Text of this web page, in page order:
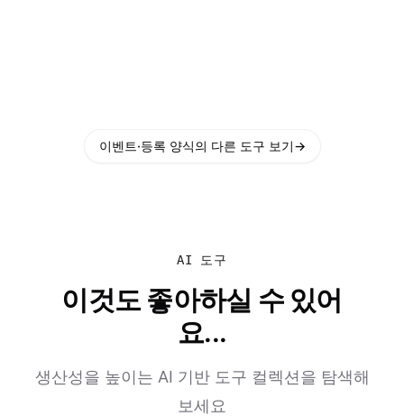
이벤트·등록 양식의 다른 도구 보기→
AI 도구
이것도 좋아하실 수 있어
요...
생산성을 높이는 AI 기반 도구 컬렉션을 탐색해
보세요